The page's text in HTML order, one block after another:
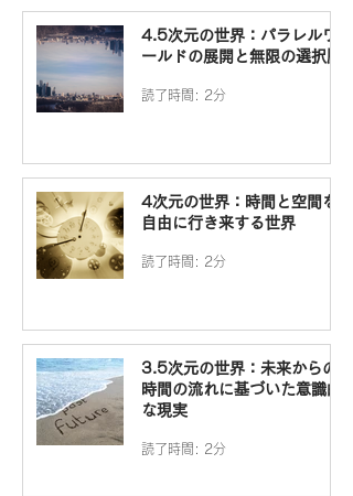
4.5次元の世界：パラレルワ
ールドの展開と無限の選択肢
読了時間: 2分
4次元の世界：時間と空間を
自由に行き来する世界
読了時間: 2分
3.5次元の世界：未来からの
時間の流れに基づいた意識的
な現実
読了時間: 2分